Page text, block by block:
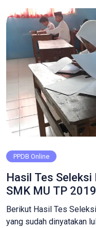
Produksi Grafika.
calon […]
PPDB Online
Hasil Tes
SMK MU TP
Berikut Hasil Tes Seleksi
yang sudah dinyatakan